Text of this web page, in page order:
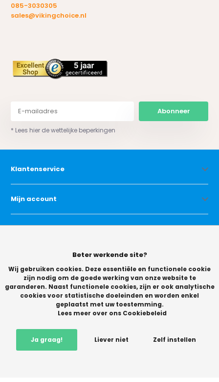
085-3030305
sales@vikingchoice.nl
Abonneer
* Lees hier de wettelijke beperkingen
Klantenservice
Mijn account
Categorieën
Vikingchoice.nl - Scherpe prijzen! Ruime keuze9.2- Trusted
Beter werkende site?
Wij gebruiken cookies. Deze essentiële en functionele cookie
zijn nodig om de goede werking van onze website te
garanderen. Naast functionele cookies, zijn er ook analytische
cookies voor statistische doeleinden en worden enkel
geplaatst met uw toestemming.
Lees meer over ons Cookiebeleid
Ja graag! Liever niet Zelf instellen